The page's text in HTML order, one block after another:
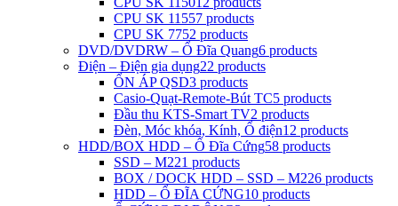
CPU SK 11557 products
CPU SK 7752 products
DVD/DVDRW – Ổ Đĩa Quang6 products
Điện – Điện gia dụng22 products
ỔN ÁP QSD3 products
Casio-Quạt-Remote-Bút TC5 products
Đầu thu KTS-Smart TV2 products
Đèn, Móc khóa, Kính, Ổ điện12 products
HDD/BOX HDD – Ổ Đĩa Cứng58 products
SSD – M221 products
BOX / DOCK HDD – SSD – M226 products
HDD – Ổ ĐĨA CỨNG10 products